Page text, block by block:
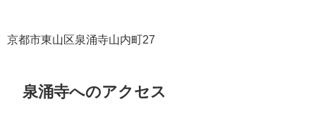
京都市東山区泉涌寺山内町27
泉涌寺へのアクセス